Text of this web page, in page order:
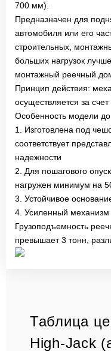
700 мм).
Предназначен для
автомобиля или его
строительных,
больших нагрузок
монтажный реечный
Принцип действия:
осуществляется за
Особенность модели
1. Изготовлена под
соответствует
надежности
2. Для пошагового
нагружен минимум на
3. Устойчивое
4. Усиленный
Грузоподъемность
превышает 3 тонн,
Таблица
High-Jack